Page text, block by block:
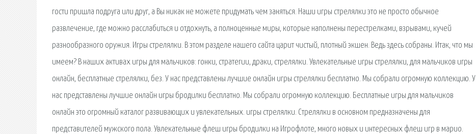
гости пришла подруга или друг, а Вы никак не можете придумать чем заняться. Наши игры стрелялки это не просто обычное
развлечение, где можно расслабиться и отдохнуть, а полноценные миры, которые наполнены перестрелками, взрывами, кучей
разнообразного оружия. Игры стрелялки. В этом разделе нашего сайта царит чистый, плотный экшен. Ведь здесь собраны. Итак, что мы
имеем? В наших активах игры для мальчиков: гонки, стратегии, драки, стрелялки. Увлекательные игры стрелялки, для мальчиков игры
онлайн, бесплатные стрелялки, без. У нас представлены лучшие онлайн игры стрелялки бесплатно. Мы собрали огромную коллекцию. У
нас представлены лучшие онлайн игры бродилки бесплатно. Мы собрали огромную коллекцию. Бесплатные игры для мальчиков
онлайн это огромный каталог развивающих и увлекательных. игры стрелялки. Стрелялки в основном предназначены для
представителей мужского пола. Увлекательные флеш игры бродилки на Игрофлоте, много новых и интересных флеш игр в марио.